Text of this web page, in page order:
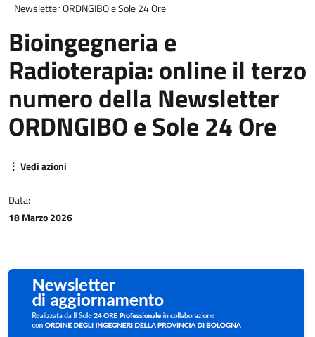
PROFESSIONE
AGGIORNAMENTO PROFESSIONALE
Newsletter ORDNGIBO e Sole 24 Ore
Bioingegneria e
Radioterapia: online il terzo
numero della Newsletter
ORDNGIBO e Sole 24 Ore
⋮ Vedi azioni
Data:
18 Marzo 2026